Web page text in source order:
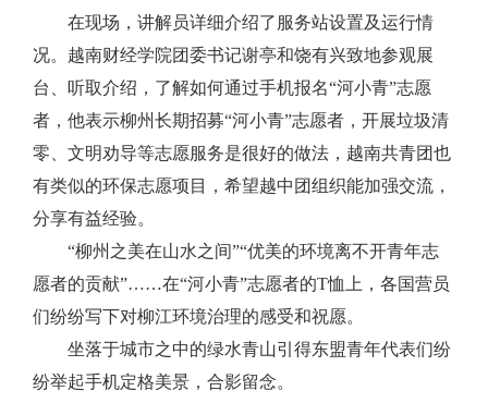
在现场，讲解员详细介绍了服务站设置及运行情
况。越南财经学院团委书记谢亭和饶有兴致地参观展
台、听取介绍，了解如何通过手机报名“河小青”志愿
者，他表示柳州长期招募“河小青”志愿者，开展垃圾清
零、文明劝导等志愿服务是很好的做法，越南共青团也
有类似的环保志愿项目，希望越中团组织能加强交流，
分享有益经验。
“柳州之美在山水之间”“优美的环境离不开青年志
愿者的贡献”……在“河小青”志愿者的T恤上，各国营员
们纷纷写下对柳江环境治理的感受和祝愿。
坐落于城市之中的绿水青山引得东盟青年代表们纷
纷举起手机定格美景，合影留念。